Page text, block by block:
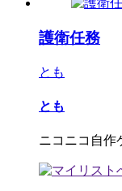
護衛任務
とも
とも
ニコニコ自作